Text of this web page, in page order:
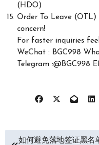
(HDO)
Order To Leave
concern!
For faster inquiries
WeChat : BGC998
Telegram :@BGC998
如何避免落地签证黑名